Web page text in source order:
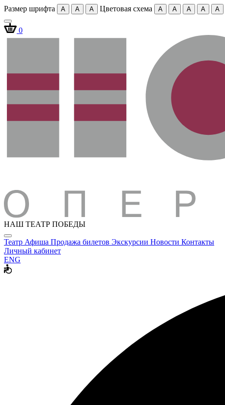
Размер шрифта A A A Цветовая схема A A A A A
0
НАШ ТЕАТР ПОБЕДЫ
Театр Афиша Продажа билетов Экскурсии Новости Контакты
Личный кабинет
ENG